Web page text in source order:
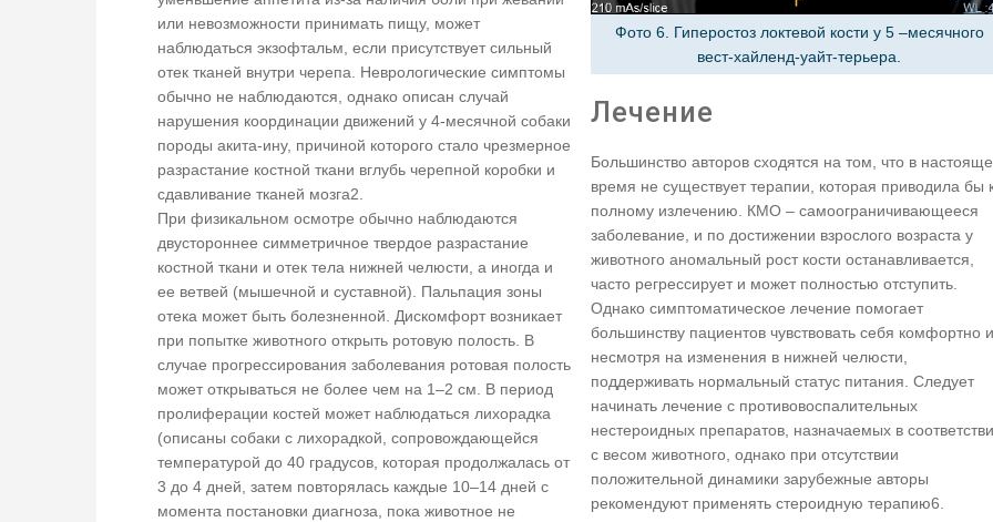
или невозможности принимать пищу, может
наблюдаться экзофтальм, если присутствует сильный
отек тканей внутри черепа. Неврологические симптомы
обычно не наблюдаются, однако описан случай
нарушения координации движений у 4-месячной собаки
породы акита-ину, причиной которого стало чрезмерное
разрастание костной ткани вглубь черепной коробки и
сдавливание тканей мозга2.
При физикальном осмотре обычно наблюдаются
двустороннее симметричное твердое разрастание
костной ткани и отек тела нижней челюсти, а иногда и
ее ветвей (мышечной и суставной). Пальпация зоны
отека может быть болезненной. Дискомфорт возникает
при попытке животного открыть ротовую полость. В
случае прогрессирования заболевания ротовая полость
может открываться не более чем на 1–2 см. В период
пролиферации костей может наблюдаться лихорадка
(описаны собаки с лихорадкой, сопровождающейся
температурой до 40 градусов, которая продолжалась от
3 до 4 дней, затем повторялась каждые 10–14 дней с
момента постановки диагноза, пока животное не
Фото 6. Гиперостоз локтевой кости у 5 –месячного
вест-хайленд-уайт-терьера.
Лечение
Большинство авторов сходятся на том, что в
время не существует терапии, которая приводила бы
полному излечению. КМО – самоограничивающееся
заболевание, и по достижении взрослого возраста у
животного аномальный рост кости останавливается,
часто регрессирует и может полностью отступить.
Однако симптоматическое лечение помогает
большинству пациентов чувствовать себя комфортно
несмотря на изменения в нижней челюсти,
поддерживать нормальный статус питания. Следует
начинать лечение с противовоспалительных
нестероидных препаратов, назначаемых в
с весом животного, однако при отсутствии
положительной динамики зарубежные авторы
рекомендуют применять стероидную терапию6.